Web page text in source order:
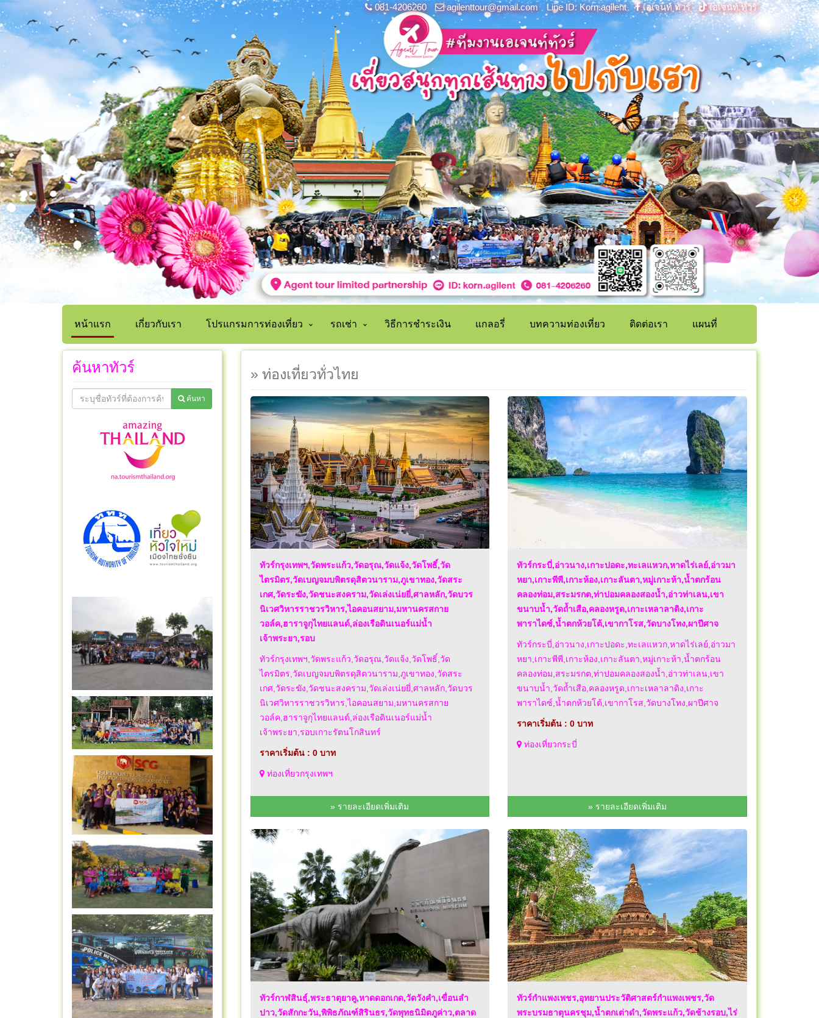
081-4206260 agilenttour@gmail.com Line ID: Korn.agilent เอเจนท์ ทัวร์ เอเจนท์ ทัวร์
หน้าแรก เกี่ยวกับเรา โปรแกรมการท่องเที่ยว รถเช่า วิธีการชำระเงิน แกลอรี่ บทความท่องเที่ยว ติดต่อเรา แผนที่
ค้นหาทัวร์
ค้นหา
» ท่องเที่ยวทั่วไทย
ทัวร์กรุงเทพฯ,วัดพระแก้ว,วัดอรุณ,วัดแจ้ง,วัดโพธิ์,วัด
ไตรมิตร,วัดเบญจมบพิตรดุสิตวนาราม,ภูเขาทอง,วัดสระ
เกศ,วัดระฆัง,วัดชนะสงคราม,วัดเล่งเน่ยยี่,ศาลหลัก,วัดบวร
นิเวศวิหารราชวรวิหาร,ไอคอนสยาม,มหานครสกาย
วอล์ค,ฮาราจูกุไทยแลนด์,ล่องเรือดินเนอร์แม่น้ำ
เจ้าพระยา,รอบ
ทัวร์กรุงเทพฯ,วัดพระแก้ว,วัดอรุณ,วัดแจ้ง,วัดโพธิ์,วัด
ไตรมิตร,วัดเบญจมบพิตรดุสิตวนาราม,ภูเขาทอง,วัดสระ
เกศ,วัดระฆัง,วัดชนะสงคราม,วัดเล่งเน่ยยี่,ศาลหลัก,วัดบวร
นิเวศวิหารราชวรวิหาร,ไอคอนสยาม,มหานครสกาย
วอล์ค,ฮาราจูกุไทยแลนด์,ล่องเรือดินเนอร์แม่น้ำ
เจ้าพระยา,รอบเกาะรัตนโกสินทร์
ราคาเริ่มต้น : 0 บาท
ท่องเที่ยวกรุงเทพฯ
» รายละเอียดเพิ่มเติม
ทัวร์กระบี่,อ่าวนาง,เกาะปอดะ,ทะเลแหวก,หาดไร่เลย์,อ่าวมา
หยา,เกาะพีพี,เกาะห้อง,เกาะลันตา,หมู่เกาะห้า,น้ำตกร้อน
คลองท่อม,สระมรกต,ท่าปอมคลองสองน้ำ,อ่าวท่าเลน,เขา
ขนาบน้ำ,วัดถ้ำเสือ,คลองหรูด,เกาะเหลาลาดิง,เกาะ
พาราไดซ์,น้ำตกห้วยโต้,เขากาโรส,วัดบางโทง,ผาปีศาจ
ทัวร์กระบี่,อ่าวนาง,เกาะปอดะ,ทะเลแหวก,หาดไร่เลย์,อ่าวมา
หยา,เกาะพีพี,เกาะห้อง,เกาะลันตา,หมู่เกาะห้า,น้ำตกร้อน
คลองท่อม,สระมรกต,ท่าปอมคลองสองน้ำ,อ่าวท่าเลน,เขา
ขนาบน้ำ,วัดถ้ำเสือ,คลองหรูด,เกาะเหลาลาดิง,เกาะ
พาราไดซ์,น้ำตกห้วยโต้,เขากาโรส,วัดบางโทง,ผาปีศาจ
ราคาเริ่มต้น : 0 บาท
ท่องเที่ยวกระบี่
» รายละเอียดเพิ่มเติม
ทัวร์กาฬสินธุ์,พระธาตุยาคู,หาดดอกเกด,วัดวังคำ,เขื่อนลํา
ปาว,วัดสักกะวัน,พิพิธภัณฑ์สิรินธร,วัดพุทธนิมิตภูค่าว,ตลาด
ทัวร์กำแพงเพชร,อุทยานประวัติศาสตร์กำแพงเพชร,วัด
พระบรมธาตุนครชุม,น้ำตกเต่าดํา,วัดพระแก้ว,วัดช้างรอบ,ไร่